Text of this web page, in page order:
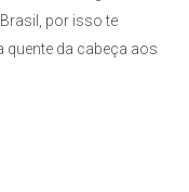
por isso te
da cabeça aos